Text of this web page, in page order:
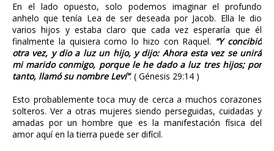
En el lado opuesto, solo podemos imaginar el profundo
anhelo que tenía Lea de ser deseada por Jacob. Ella le dio
varios hijos y estaba claro que cada vez esperaría que él
finalmente la quisiera como lo hizo con Raquel. “Y concibió
otra vez, y dio a luz un hijo, y dijo: Ahora esta vez se unirá
mi marido conmigo, porque le he dado a luz tres hijos; por
tanto, llamó su nombre Leví”. ( Génesis 29:14 )
Esto probablemente toca muy de cerca a muchos corazones
solteros. Ver a otras mujeres siendo perseguidas, cuidadas y
amadas por un hombre que es la manifestación física del
amor aquí en la tierra puede ser difícil.